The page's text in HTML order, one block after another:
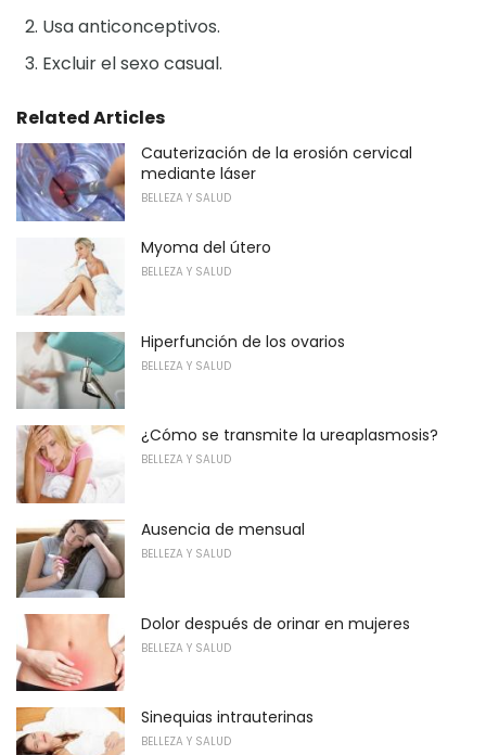
Usa anticonceptivos.
Excluir el sexo casual.
Related Articles
Cauterización de la erosión cervical
mediante láser
BELLEZA Y SALUD
Myoma del útero
BELLEZA Y SALUD
Hiperfunción de los ovarios
BELLEZA Y SALUD
¿Cómo se transmite la ureaplasmosis?
BELLEZA Y SALUD
Ausencia de mensual
BELLEZA Y SALUD
Dolor después de orinar en mujeres
BELLEZA Y SALUD
Sinequias intrauterinas
BELLEZA Y SALUD